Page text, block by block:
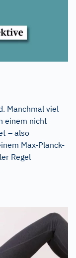
Manchmal viel
einem nicht
– also
Max-Planck-
Regel